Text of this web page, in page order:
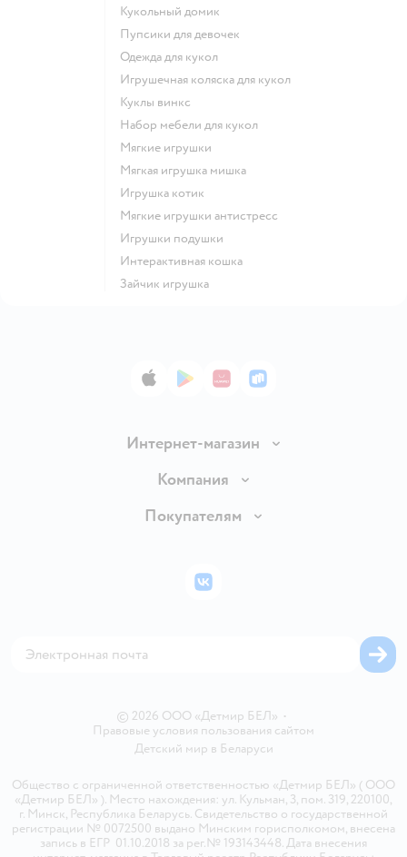
Кукольный домик
Пупсики для девочек
Одежда для кукол
Игрушечная коляска для кукол
Куклы винкс
Набор мебели для кукол
Мягкие игрушки
Мягкая игрушка мишка
Игрушка котик
Мягкие игрушки антистресс
Игрушки подушки
Интерактивная кошка
Зайчик игрушка
App StoreGoogle Play
AppGallery
RuStore
Интернет-магазин
Доставка и оплата
Правила продажи
Политика использования файлов cookie
Компания
Вакансии
Покупателям
Бонусные карты
© 2026 ООО «Детмир БЕЛ» •
Правовые условия пользования сайтом
Детский мир в Беларуси
Общество с ограниченной ответственностью «Детмир БЕЛ» ( ООО
«Детмир БЕЛ» ). Место нахождения: ул. Кульман, 3, пом. 319, 220100,
г. Минск, Республика Беларусь. Свидетельство о государственной
регистрации № 0072500 выдано Минским горисполкомом, внесена
запись в ЕГР 01.10.2018 за рег.№ 193143448. Дата внесения
ВКонтакте